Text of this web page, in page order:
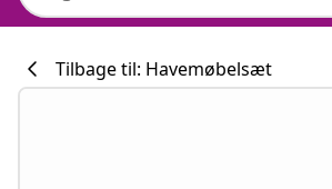
Tilbage til: Havemøbelsæt